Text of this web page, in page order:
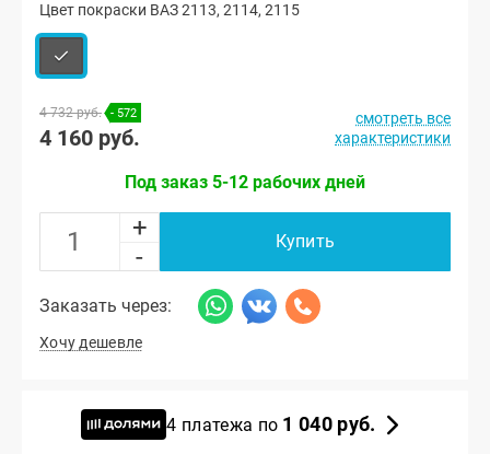
Цвет покраски ВАЗ 2113, 2114, 2115
4 732 руб. - 572
4 160 руб.
смотреть все
характеристики
Под заказ 5-12 рабочих дней
+
-
Купить
Заказать через:
Хочу дешевле
4 платежа по 1 040 руб.